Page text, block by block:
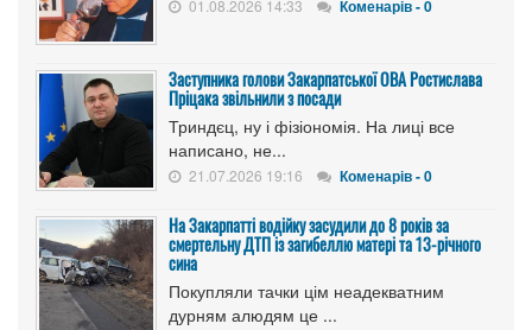
01.08.2026 14:33 Коменарів - 0
Заступника голови Закарпатської ОВА Ростислава
Пріцака звільнили з посади
Триндєц, ну і фізіономія. На лиці все
написано, не...
21.07.2026 19:16 Коменарів - 0
На Закарпатті водійку засудили до 8 років за
смертельну ДТП із загибеллю матері та 13-річного
сина
Покупляли тачки цім неадекватним
дурням алюдям це ...